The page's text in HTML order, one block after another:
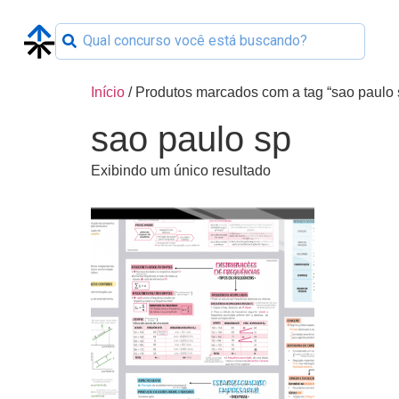
Início / Produtos marcados com a tag “sao paulo
sao paulo sp
Exibindo um único resultado